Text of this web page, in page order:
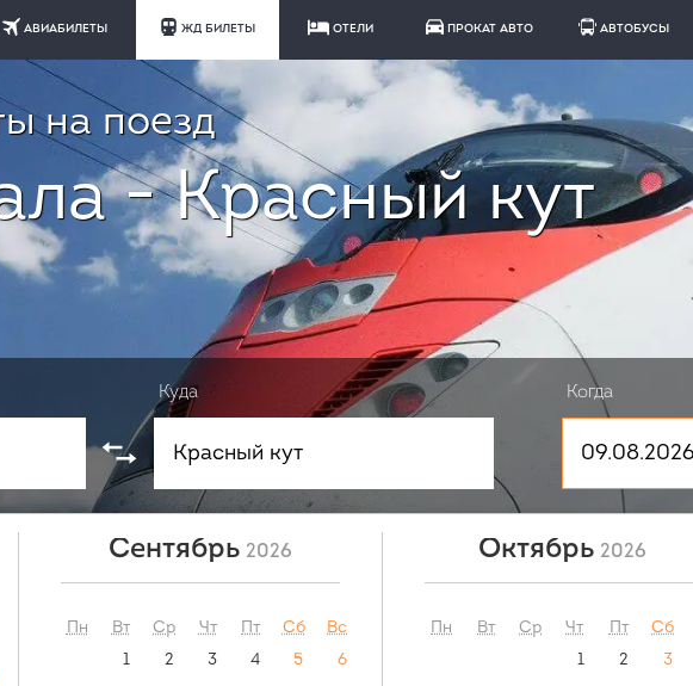
АВИАБИЛЕТЫ ЖД БИЛЕТЫ ОТЕЛИ ПРОКАТ АВТО АВТОБУСЫ
на поезд
- Красный кут
Куда Когда
обратный маршрут: видео инструкция:
Сентябрь 2026
Пн Вт Ср Чт Пт Сб
Вс
1
2 3 4 5
6
Октябрь 2026
Пн Вт Ср Чт Пт
Сб
1
2
3